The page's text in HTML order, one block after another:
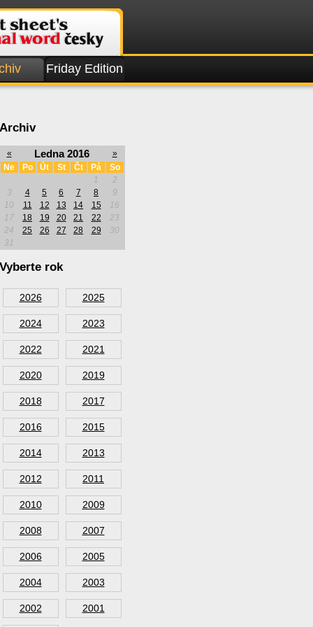
Friday Edition
« Ledna 2016
»
Ne
Po Út St Čt Pá
So
1
2
3
4 5 6 7 8
9
10
11 12 13 14 15
16
17
18 19 20 21 22
23
24
25 26 27 28 29
30
31
rok
2026 2025
2024 2023
2022 2021
2020 2019
2018 2017
2016 2015
2014 2013
2012 2011
2010 2009
2008 2007
2006 2005
2004 2003
2002 2001